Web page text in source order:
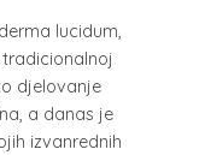
lucidum,
djelovanje
a danas je
izvanrednih